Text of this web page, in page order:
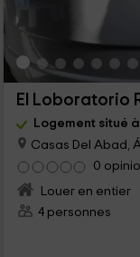
El Loboratorio
Logement situé
Casas Del Abad,
0
Louer en entier
4 personnes